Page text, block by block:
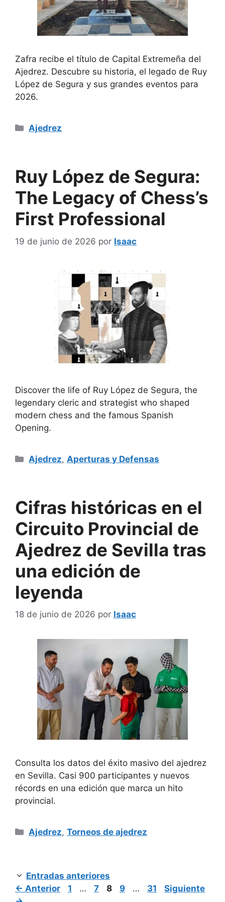
Zafra recibe el título de Capital Extremeña del
Ajedrez. Descubre su historia, el legado de Ruy
López de Segura y sus grandes eventos para
2026.
Categorías
Ajedrez
Ruy López de Segura:
The Legacy of Chess’s
First Professional
19 de junio de 2026 por Isaac
Discover the life of Ruy López de Segura, the
legendary cleric and strategist who shaped
modern chess and the famous Spanish
Opening.
Categorías
Ajedrez, Aperturas y Defensas
Cifras históricas en el
Circuito Provincial de
Ajedrez de Sevilla tras
una edición de
leyenda
18 de junio de 2026 por Isaac
Consulta los datos del éxito masivo del ajedrez
en Sevilla. Casi 900 participantes y nuevos
récords en una edición que marca un hito
provincial.
Categorías
Ajedrez,Torneos de ajedrez
Entradas anteriores
← Anterior Página
1 … Página
7 Página
8 Página
9 … Página
31
Siguiente